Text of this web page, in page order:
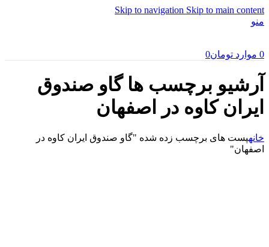
Skip to navigation Skip to main content
منو
0 موارد تومان0
آرشیو برچسب ها گاو صندوق
ایران کاوه در اصفهان
خانهپست های برچسب زده شده "گاو صندوق ایران کاوه در
اصفهان"